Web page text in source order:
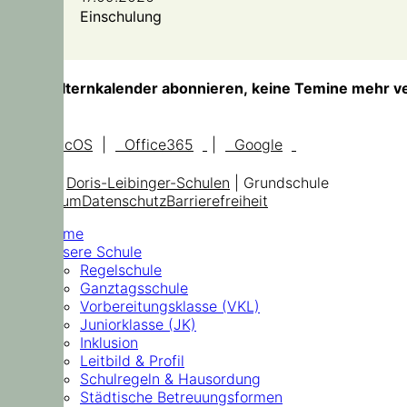
Einschulung
Elternkalender abonnieren, keine Temine mehr
iOS, macOS Office365 Google
Doris-Leibinger-Schulen | Grundschule
ImpressumDatenschutzBarrierefreiheit
Home
Unsere Schule
Regelschule
Ganztagsschule
Vorbereitungsklasse (VKL)
Juniorklasse (JK)
Inklusion
Leitbild & Profil
Schulregeln & Hausordung
Städtische Betreuungsformen